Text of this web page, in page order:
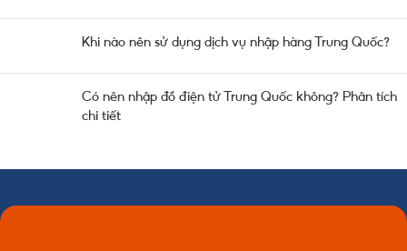
Khi nào nên sử dụng dịch vụ nhập hàng Trung Quốc?
Có nên nhập đồ điện tử Trung Quốc không? Phân tích
chi tiết